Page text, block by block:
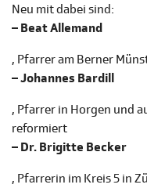
Neu mit dabei sind:
– Beat Allemand
, Pfarrer am Berner
– Johannes Bardill
, Pfarrer in Horgen und
reformiert
– Dr. Brigitte Becker
, Pfarrerin im Kreis 5 in